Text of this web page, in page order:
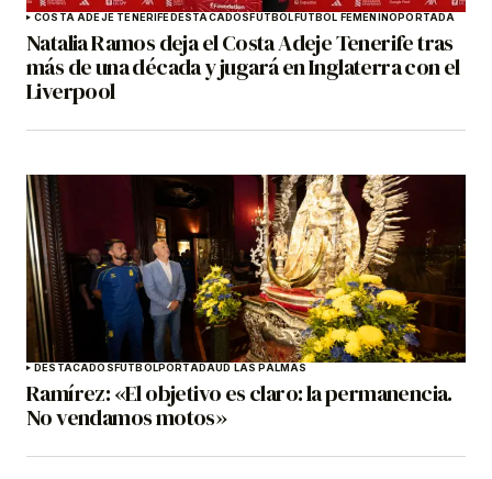
COSTA ADEJE TENERIFEDESTACADOSFÚTBOLFÚTBOL FEMENINOPORTADA
Natalia Ramos deja el Costa Adeje Tenerife tras
más de una década y jugará en Inglaterra con el
Liverpool
DESTACADOSFÚTBOLPORTADAUD LAS PALMAS
Ramírez: «El objetivo es claro: la permanencia.
No vendamos motos»